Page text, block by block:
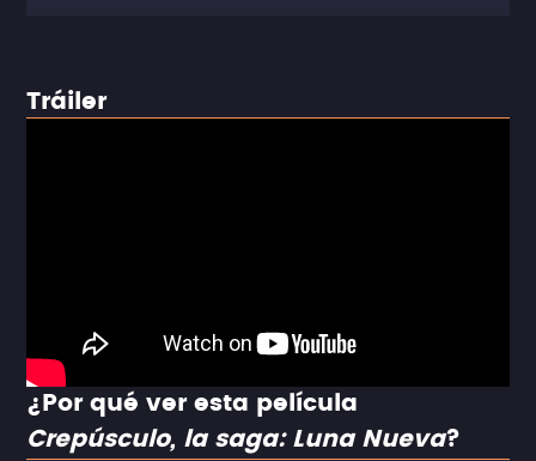
Tráiler
¿Por qué ver esta película
Crepúsculo, la saga: Luna Nueva?